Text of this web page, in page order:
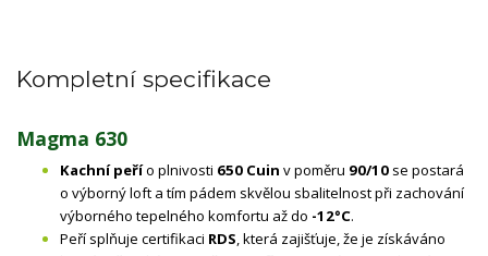
Kompletní specifikace
Magma 630
Kachní peřío plnivosti 650 Cuin v poměru 90/10 se postará
o výborný loft a tím pádem skvělou sbalitelnost při zachování
výborného tepelného komfortu až do -12°C.
Peří splňuje certifikaci RDS, která zajišťuje, že je získáváno